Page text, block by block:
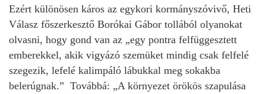
Ezért különösen káros az egykori kormányszóvivő, Heti
Válasz főszerkesztő Borókai Gábor tollából olyanokat
olvasni, hogy gond van az „egy pontra felfüggesztett
emberekkel, akik vigyázó szemüket mindig csak felfelé
szegezik, lefelé kalimpáló lábukkal meg sokakba
belerúgnak.” Továbbá: „A környezet örökös szapulása